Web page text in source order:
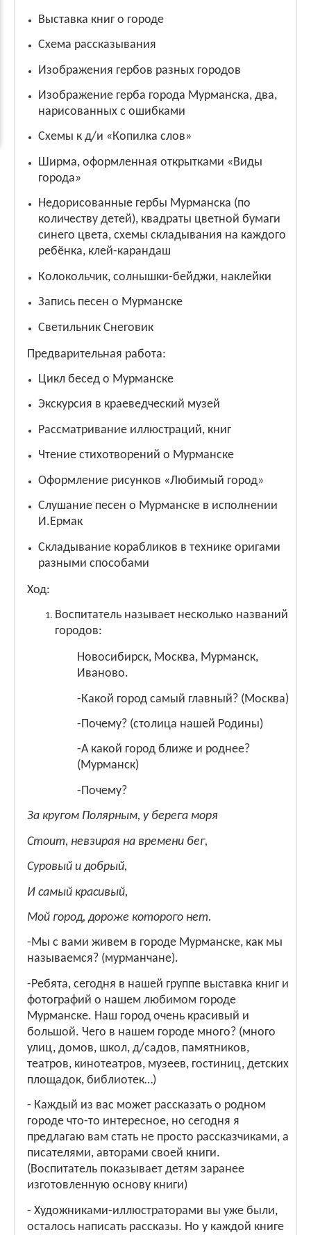
Выставка книг о городе
Схема рассказывания
Изображения гербов разных городов
Изображение герба города Мурманска, два,
нарисованных с ошибками
Схемы к д/и «Копилка слов»
Ширма, оформленная открытками «Виды
города»
Недорисованные гербы Мурманска (по
количеству детей), квадраты цветной бумаги
синего цвета, схемы складывания на каждого
ребёнка, клей-карандаш
Колокольчик, солнышки-бейджи, наклейки
Запись песен о Мурманске
Светильник Снеговик
Предварительная работа:
Цикл бесед о Мурманске
Экскурсия в краеведческий музей
Рассматривание иллюстраций, книг
Чтение стихотворений о Мурманске
Оформление рисунков «Любимый город»
Слушание песен о Мурманске в исполнении
И.Ермак
Складывание корабликов в технике оригами
разными способами
Ход:
Воспитатель называет несколько названий
городов:
Новосибирск, Москва, Мурманск,
Иваново.
-Какой город самый главный? (Москва)
-Почему? (столица нашей Родины)
-А какой город ближе и роднее?
(Мурманск)
-Почему?
За кругом Полярным, у берега моря
Стоит, невзирая на времени бег,
Суровый и добрый,
И самый красивый,
Мой город, дороже которого нет.
-Мы с вами живем в городе Мурманске, как мы
называемся? (мурманчане).
-Ребята, сегодня в нашей группе выставка книг и
фотографий о нашем любимом городе
Мурманске. Наш город очень красивый и
большой. Чего в нашем городе много? (много
улиц, домов, школ, д/садов, памятников,
театров, кинотеатров, музеев, гостиниц, детских
площадок, библиотек…)
- Каждый из вас может рассказать о родном
городе что-то интересное, но сегодня я
предлагаю вам стать не просто рассказчиками, а
писателями, авторами своей книги.
(Воспитатель показывает детям заранее
изготовленную основу книги)
- Художниками-иллюстраторами вы уже были,
осталось написать рассказы. Но у каждой книге